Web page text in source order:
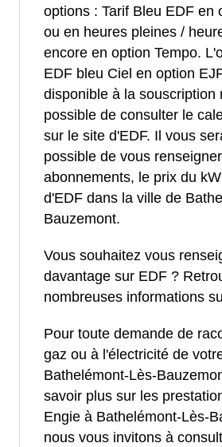
options : Tarif Bleu EDF en
ou en heures pleines /
encore en option Tempo.
EDF bleu Ciel en option
disponible à la souscription
possible de consulter le
sur le site d'EDF. Il vous
possible de vous
abonnements, le prix du
d'EDF dans la ville de
Bauzemont.
Vous souhaitez vous
davantage sur EDF ?
nombreuses informations
Pour toute demande de
gaz ou à l'électricité de
Bathelémont-Lès-
savoir plus sur les
Engie à Bathelémont-Lès-
nous vous invitons à